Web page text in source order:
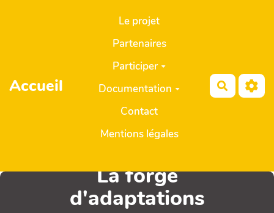
Aller au contenu principal
Accueil
Le projet
Partenaires
Participer
Documentation
Contact
Mentions légales
La forge
d'adaptations